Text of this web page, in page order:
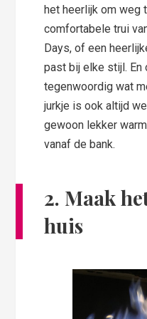
het heerlijk om weg
comfortabele trui
Days, of een
past bij elke stijl. En
tegenwoordig wat
jurkje is ook altijd
gewoon lekker
vanaf de bank.
2. Maak
huis